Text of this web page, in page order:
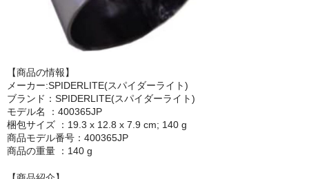
【商品の情報】
メーカー:SPIDERLITE(スパイダーライト)
ブランド：‎SPIDERLITE(スパイダーライト)
モデル名 ：400365JP
梱包サイズ ：19.3 x 12.8 x 7.9 cm; 140 g
商品モデル番号：‎400365JP
商品の重量 ：140 g